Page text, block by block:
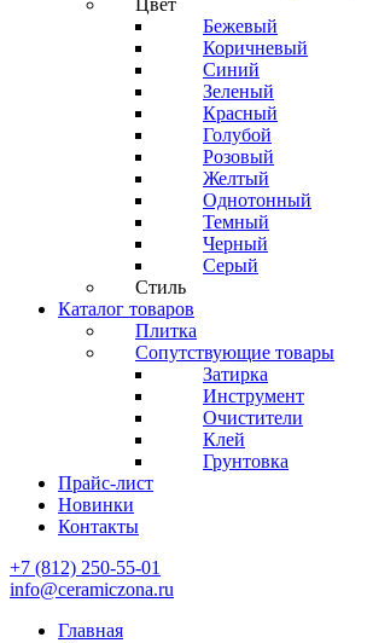
Цвет
Бежевый
Коричневый
Синий
Зеленый
Красный
Голубой
Розовый
Желтый
Однотонный
Темный
Черный
Серый
Стиль
Каталог товаров
Плитка
Сопутствующие товары
Затирка
Инструмент
Очистители
Клей
Грунтовка
Прайс-лист
Новинки
Контакты
+7 (812) 250-55-01
info@ceramiczona.ru
Главная